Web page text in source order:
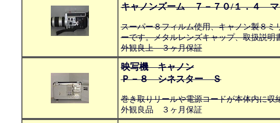
キャノンズーム ７－７０/１．４ マ
スーパー８フィルム使用、キャノン製８
ーです。メタルレンズキャップ、取扱説明
外観良上 ３ヶ月保証
映写機 キャノン
Ｐ－８ シネスター Ｓ
巻き取りリールや電源コードが本体内に
外観良品 ３ヶ月保証